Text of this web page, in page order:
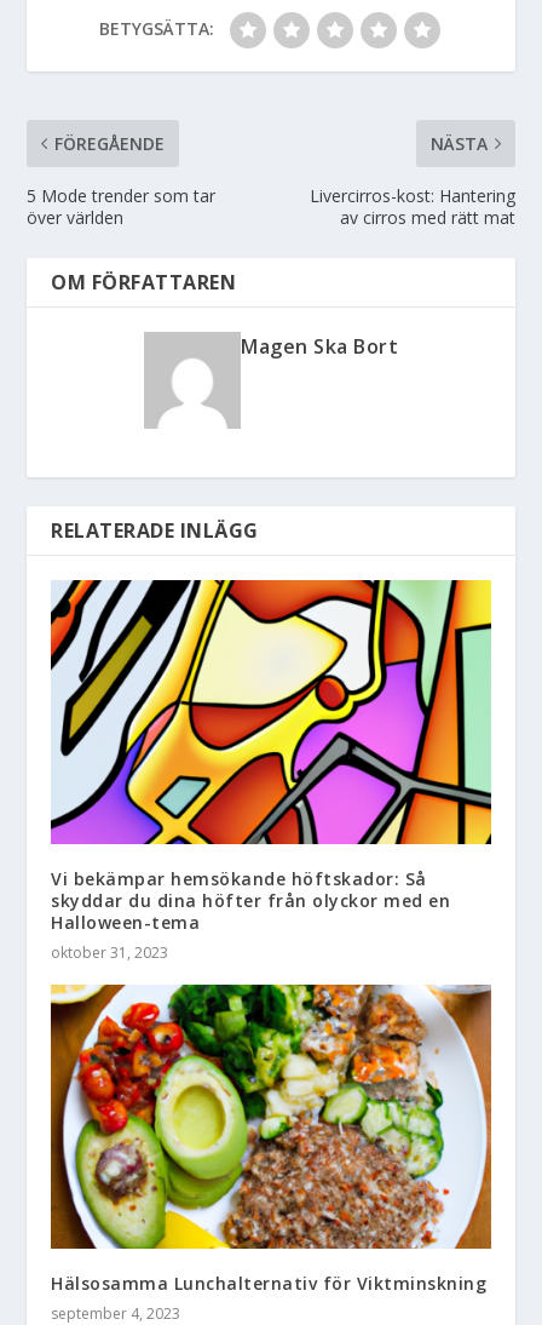
BETYGSÄTTA:
FÖREGÅENDE
5 Mode trender som tar
över världen
NÄSTA
Livercirros-kost: Hantering
av cirros med rätt mat
OM FÖRFATTAREN
Magen Ska Bort
RELATERADE INLÄGG
Vi bekämpar hemsökande höftskador: Så
skyddar du dina höfter från olyckor med en
Halloween-tema
oktober 31, 2023
Hälsosamma Lunchalternativ för Viktminskning
september 4, 2023